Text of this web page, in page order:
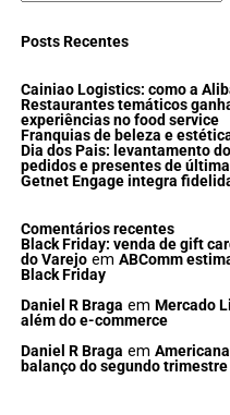
Posts Recentes
Cainiao Logistics: como a
Restaurantes temáticos
experiências no food service
Franquias de beleza e
Dia dos Pais: levantamento
pedidos e presentes de
Getnet Engage integra
Comentários recentes
Black Friday: venda de gift
do Varejoem ABComm
Black Friday
Daniel R Braga em Mercado
além do e-commerce
Daniel R Braga em
balanço do segundo trimestre